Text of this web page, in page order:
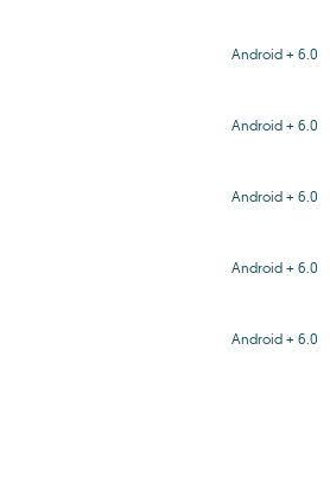
Android + 6.0
Android + 6.0
Android + 6.0
Android + 6.0
Android + 6.0